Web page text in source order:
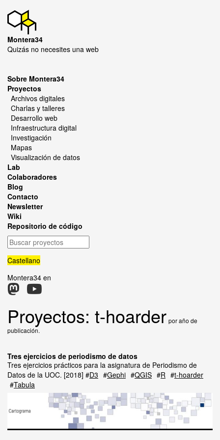
Montera34
Quizás no necesites una web
Sobre Montera34
Proyectos
Archivos digitales
Charlas y talleres
Desarrollo web
Infraestructura digital
Investigación
Mapas
Visualización de datos
Lab
Colaboradores
Blog
Contacto
Newsletter
Wiki
Repositorio de código
Buscar
proyectos
Castellano
Montera34 en
Proyectos: t-hoarder por año de
publicación.
Tres ejercicios de periodismo de datos
Tres ejercicios prácticos para la asignatura de Periodismo de
Datos de la UOC. 2018 D3 Gephi QGIS R
t-hoarder
Tabula